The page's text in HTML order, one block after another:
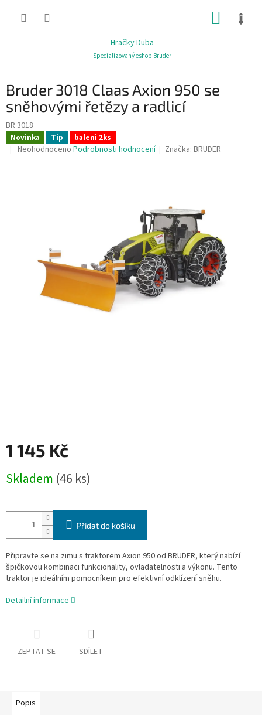
Hračky Duba
Specializovaný eshop Bruder
Bruder 3018 Claas Axion 950 se
sněhovými řetězy a radlicí
BR 3018
Novinka Tip baleni 2ks
Průměrné
Neohodnoceno Podrobnosti hodnocení Značka:BRUDER
1 145 Kč
cena:
Skladem (46 ks)
Přidat do košíku
Připravte se na zimu s traktorem Axion 950 od BRUDER, který nabízí
špičkovou kombinaci funkcionality, ovladatelnosti a výkonu. Tento
traktor je ideálním pomocníkem pro efektivní odklízení sněhu.
Detailní informace
ZEPTAT SE SDÍLET
Popis